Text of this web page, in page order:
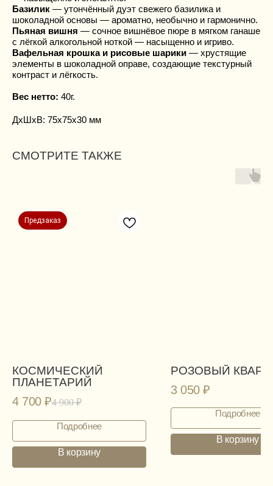
Базилик — утончённый дуэт свежего базилика и
шоколадной основы — ароматно, необычно и гармонично.
Пьяная вишня — сочное вишнёвое пюре в мягком ганаше
с лёгкой алкогольной ноткой — насыщенно и игриво.
Вафельная крошка и рисовые шарики — хрустящие
элементы в шоколадной оправе, создающие текстурный
контраст и лёгкость.
Вес нетто: 40г.
ДxШxВ: 75x75x30 мм
СМОТРИТЕ ТАКЖЕ
Предзаказ
КОСМИЧЕСКИЙ
ПЛАНЕТАРИЙ
4 700 ₽4 900 ₽
Подробнее
В корзину
РОЗОВЫЙ КВАРЦ
3 050 ₽
Подробнее
В корзину